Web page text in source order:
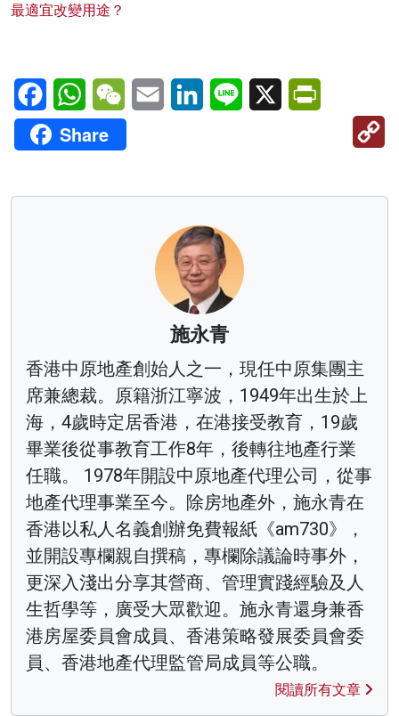
最適宜改變用途？
FacebookWhatsAppWeChatEmail LinkedInLine X
Share
施永青
香港中原地產創始人之一，現任中原集團主
席兼總裁。原籍浙江寧波，1949年出生於上
海，4歲時定居香港，在港接受教育，19歲
畢業後從事教育工作8年，後轉往地產行業
任職。 1978年開設中原地產代理公司，從事
地產代理事業至今。除房地產外，施永青在
香港以私人名義創辦免費報紙《am730》，
並開設專欄親自撰稿，專欄除議論時事外，
更深入淺出分享其營商、管理實踐經驗及人
生哲學等，廣受大眾歡迎。施永青還身兼香
港房屋委員會成員、香港策略發展委員會委
員、香港地產代理監管局成員等公職。
閱讀所有文章